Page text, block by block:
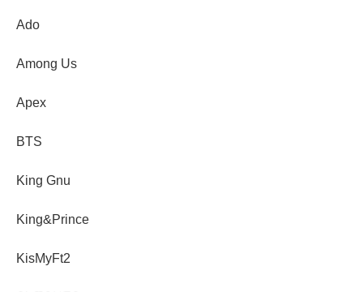
Ado
Among Us
Apex
BTS
King Gnu
King&Prince
KisMyFt2